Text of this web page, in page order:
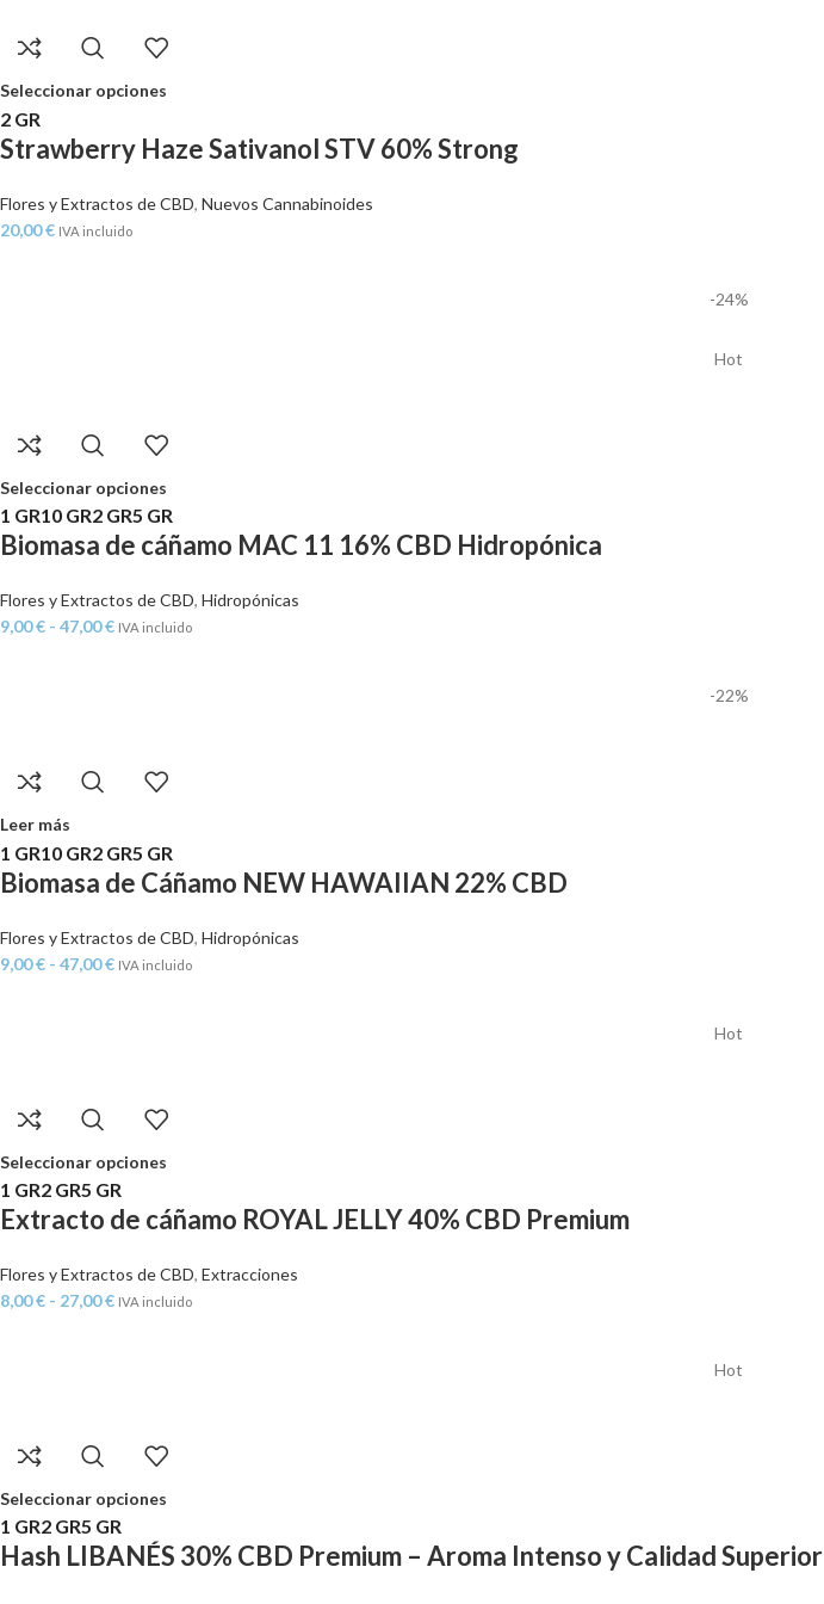
Seleccionar opciones
2 GR
Strawberry Haze Sativanol STV 60% Strong
Flores y Extractos de CBD, Nuevos Cannabinoides
20,00€ IVA incluido
-24%
Hot
Seleccionar opciones
1 GR10 GR2 GR5 GR
Biomasa de cáñamo MAC 11 16% CBD Hidropónica
Flores y Extractos de CBD, Hidropónicas
9,00€ - 47,00€ IVA incluido
-22%
Leer más
1 GR10 GR2 GR5 GR
Biomasa de Cáñamo NEW HAWAIIAN 22% CBD
Flores y Extractos de CBD, Hidropónicas
9,00€ - 47,00€ IVA incluido
Hot
Seleccionar opciones
1 GR2 GR5 GR
Extracto de cáñamo ROYAL JELLY 40% CBD Premium
Flores y Extractos de CBD, Extracciones
8,00€ - 27,00€ IVA incluido
Hot
Seleccionar opciones
1 GR2 GR5 GR
Hash LIBANÉS 30% CBD Premium – Aroma Intenso y Calidad Superior